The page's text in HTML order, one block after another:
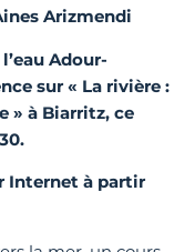
Adour-
sur « La rivière :
» à Biarritz, ce
Internet à partir